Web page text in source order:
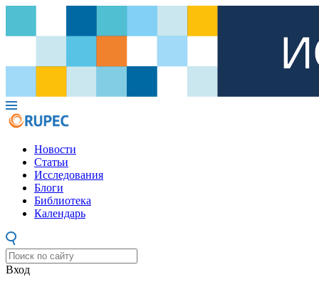
Новости
Статьи
Исследования
Блоги
Библиотека
Календарь
Вход